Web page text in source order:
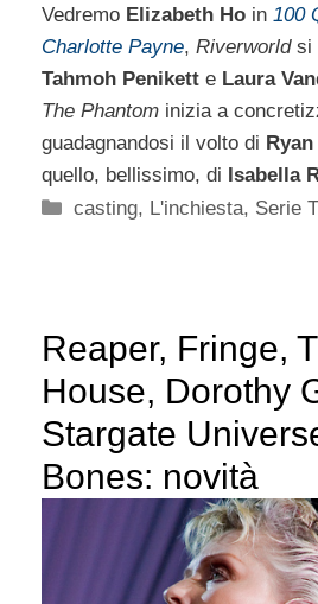
Vedremo Elizabeth Ho in 100
Charlotte Payne, Riverworldsi
Tahmoh Penikett e Laura
The Phantom inizia a
guadagnandosi il volto di
quello, bellissimo, di Isabella
Categorie
casting, L'inchiesta, Serie
Reaper, Fringe,
House, Dorothy
Stargate
Bones: novità